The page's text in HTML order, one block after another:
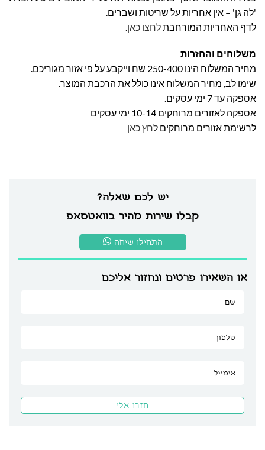
יש לכם שאלה?
קבלו שירות מהיר בוואטסאפ
התחילו שיחה
או השאירו פרטים ונחזור אליכם
'לה גן' – אין אחריות על שריטות ושברים.
לדף האחריות המורחבתלחצו כאן.
משלוחים והחזרות
מחיר המשלוח הינו 250-400 שח וייקבע על פי אזור מגוריכם.
שימו לב, מחיר המשלוח אינו כולל את הרכבת המוצר.
אספקה עד 7 ימי עסקים.
אספקה לאזורים מרוחקים 10-14 ימי עסקים
לרשימת אזורים מרוחקים לחץ כאן